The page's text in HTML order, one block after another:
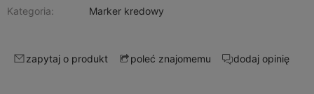
Kategoria:
Marker kredowy
zapytaj o produkt poleć znajomemu dodaj opinię